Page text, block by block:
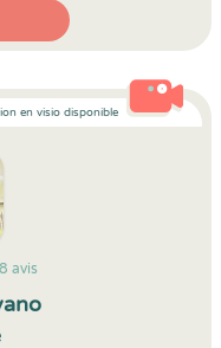
en visio disponible
avis